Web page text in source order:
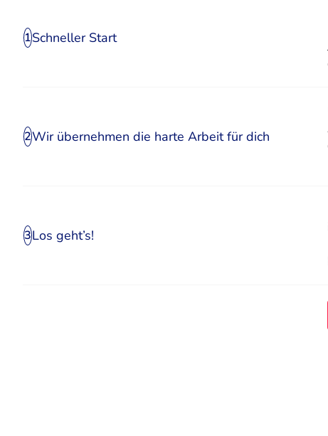
1Schneller Start
2Wir übernehmen die harte Arbeit für dich
3Los geht’s!